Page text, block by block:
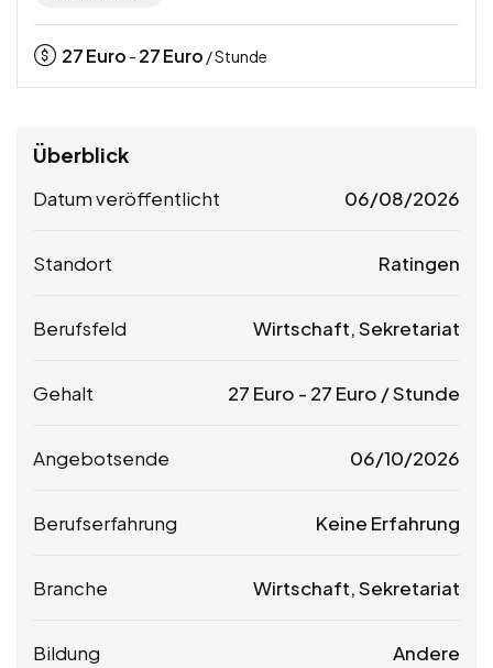
27Euro - 27Euro / Stunde
Überblick
Datum veröffentlicht 06/08/2026
Standort Ratingen
Berufsfeld Wirtschaft, Sekretariat
Gehalt 27 Euro - 27 Euro / Stunde
Angebotsende 06/10/2026
Berufserfahrung Keine Erfahrung
Branche Wirtschaft, Sekretariat
Bildung Andere